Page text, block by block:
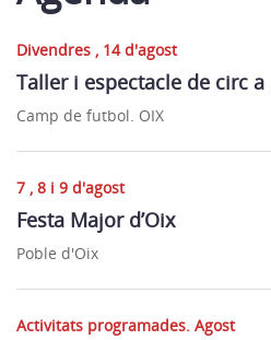
Divendres , 14 d'agost
Taller i espectacle de circ a
Camp de futbol. OIX
7 , 8 i 9 d'agost
Festa Major d’Oix
Poble d'Oix
Activitats programades. Agost